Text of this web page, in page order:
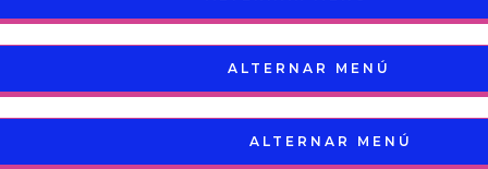
ALTERNAR MENÚ
ALTERNAR MENÚ